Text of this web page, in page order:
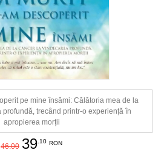
pe mine însămi: Călătoria mea de la
trecând printr-o experiență în
apropierea morții
46.00 39.10 RON